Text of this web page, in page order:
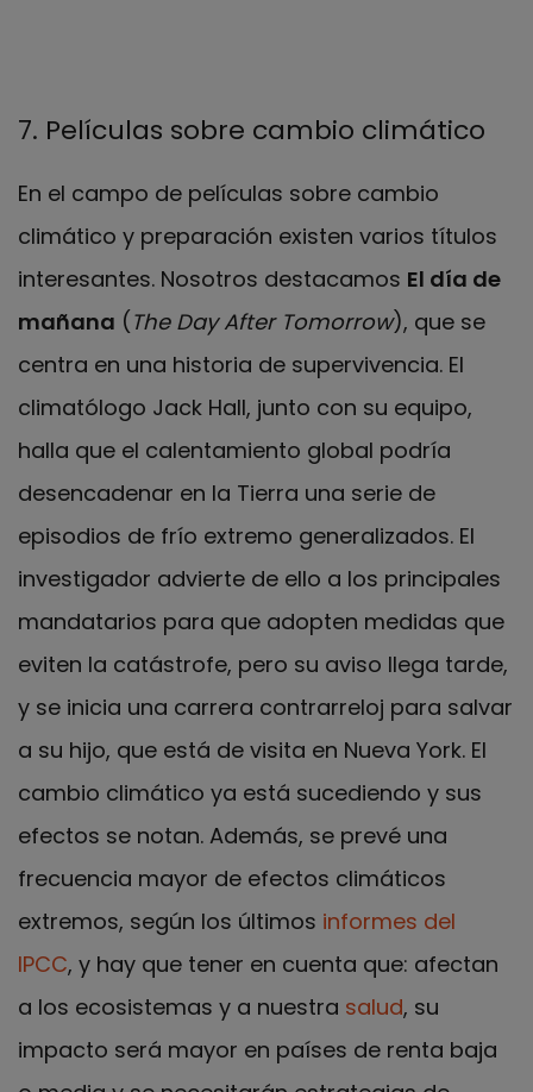
7. Películas sobre cambio climático
En el campo de películas sobre cambio
climático y preparación existen varios títulos
interesantes. Nosotros destacamos El día de
mañana (The Day After Tomorrow), que se
centra en una historia de supervivencia. El
climatólogo Jack Hall, junto con su equipo,
halla que el calentamiento global podría
desencadenar en la Tierra una serie de
episodios de frío extremo generalizados. El
investigador advierte de ello a los principales
mandatarios para que adopten medidas que
eviten la catástrofe, pero su aviso llega tarde,
y se inicia una carrera contrarreloj para salvar
a su hijo, que está de visita en Nueva York. El
cambio climático ya está sucediendo y sus
efectos se notan. Además, se prevé una
frecuencia mayor de efectos climáticos
extremos, según los últimos informes del
IPCC, y hay que tener en cuenta que: afectan
a los ecosistemas y a nuestra salud, su
impacto será mayor en países de renta baja